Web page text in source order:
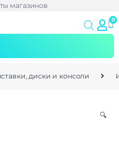
магазинов
диски и консоли
🔍